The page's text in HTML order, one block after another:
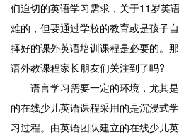
们迫切的英语学习需求，关于11岁英
难的，但要通过学校的教育或是孩子
择好的课外英语培训课程是必要的。
语外教课程家长朋友们关注到了吗?
语言学习需要一定的环境，尤其是
的在线少儿英语课程采用的是沉浸式
习过程。由英语团队建立的在线少